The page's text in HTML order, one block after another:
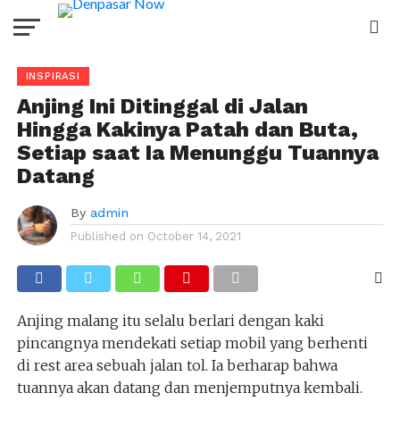
INSPIRASI
Anjing Ini Ditinggal di Jalan
Hingga Kakinya Patah dan Buta,
Setiap saat Ia Menunggu Tuannya
Datang
By admin
Published on October 14, 2021
Anjing malang itu selalu berlari dengan kaki
pincangnya mendekati setiap mobil yang berhenti
di rest area sebuah jalan tol. Ia berharap bahwa
tuannya akan datang dan menjemputnya kembali.